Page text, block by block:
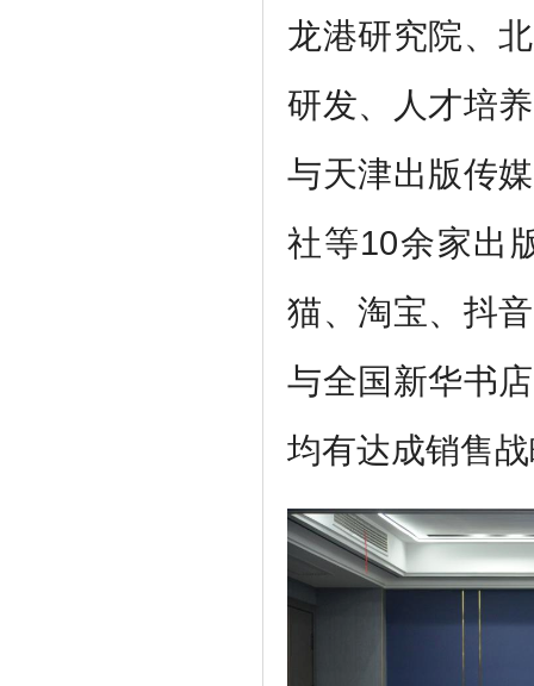
龙港研究院、
研发、人才培
与天津出版传
社等10余家出
猫、淘宝、抖
与全国新华书
均有达成销售